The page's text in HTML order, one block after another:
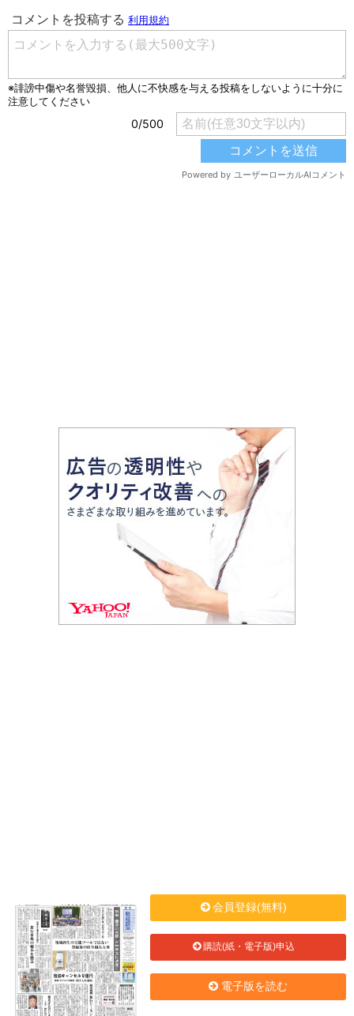
会員登録(無料)
購読(紙・電子版)申込
電子版を読む